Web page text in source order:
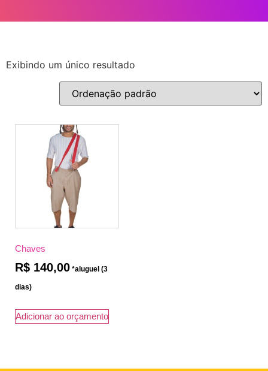
Exibindo um único resultado
Chaves
R$ 140,00
Adicionar ao orçamento